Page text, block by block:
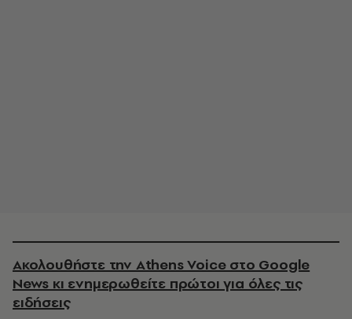
Ακολουθήστε την Athens Voice στο Google
News κι ενημερωθείτε πρώτοι για όλες τις
ειδήσεις